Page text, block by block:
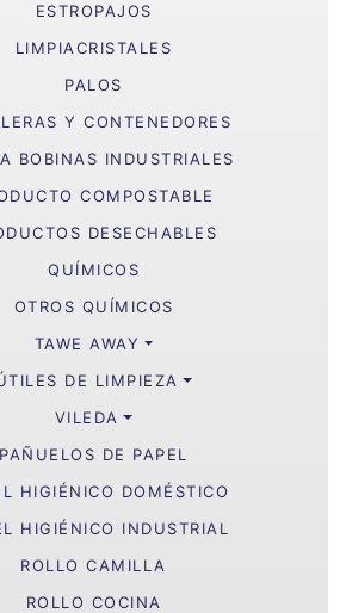
ESTROPAJOS
LIMPIACRISTALES
PALOS
Y CONTENEDORES
BOBINAS INDUSTRIALES
COMPOSTABLE
DESECHABLES
QUÍMICOS
OTROS QUÍMICOS
TAWE AWAY
DE LIMPIEZA
VILEDA
PAÑUELOS DE PAPEL
HIGIÉNICO DOMÉSTICO
HIGIÉNICO INDUSTRIAL
ROLLO CAMILLA
ROLLO COCINA